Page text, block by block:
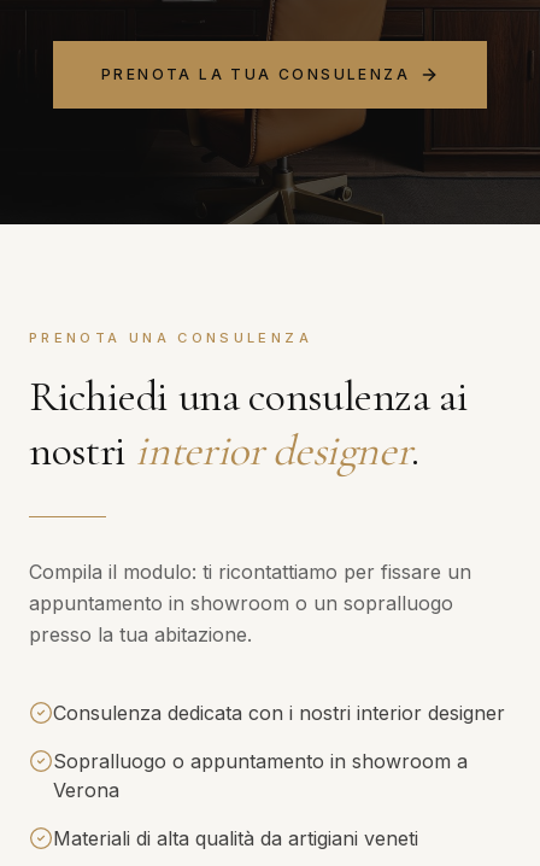
PRENOTA LA TUA CONSULENZA
PRENOTA UNA CONSULENZA
Richiedi una consulenza ai
nostri interior designer.
Compila il modulo: ti ricontattiamo per fissare un
appuntamento in showroom o un sopralluogo
presso la tua abitazione.
Consulenza dedicata con i nostri interior designer
Sopralluogo o appuntamento in showroom a
Verona
Materiali di alta qualità da artigiani veneti